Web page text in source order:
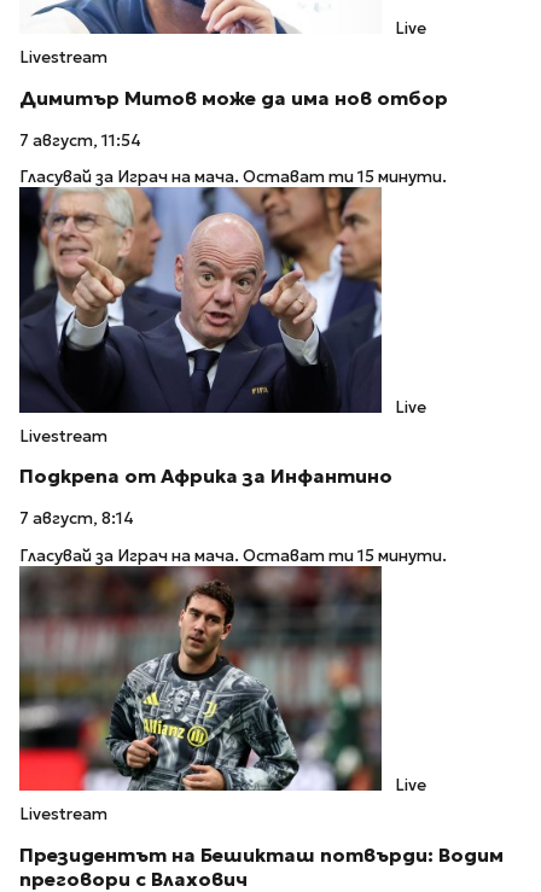
Live
Livestream
Димитър Митов може да има нов отбор
7 август, 11:54
Гласувай за Играч на мача. Остават ти 15 минути.
Live
Livestream
Подкрепа от Африка за Инфантино
7 август, 8:14
Гласувай за Играч на мача. Остават ти 15 минути.
Live
Livestream
Президентът на Бешикташ потвърди: Водим
преговори с Влахович